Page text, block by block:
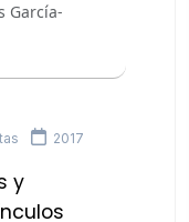
García-
2017
y